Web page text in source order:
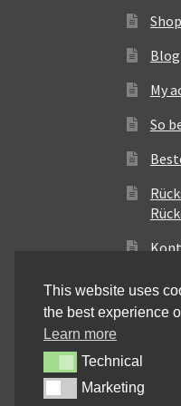
Shop
Blog
My
So
This website uses
the best experience
Learn more
TechnicalTechnical
MarketingMarketing